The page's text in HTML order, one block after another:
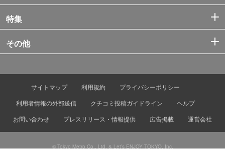
特集
その他
サイトマップ 利用規約
プライバシーポリシー
利用者情報の外部送信
クチコミ投稿ガイドライン
ヘルプ
お問い合わせ
プレスリリース・情報提供 広告掲載 運営会社
© Tokyo Metro Co., Ltd. & Let’s ENJOY TOKYO, Inc.